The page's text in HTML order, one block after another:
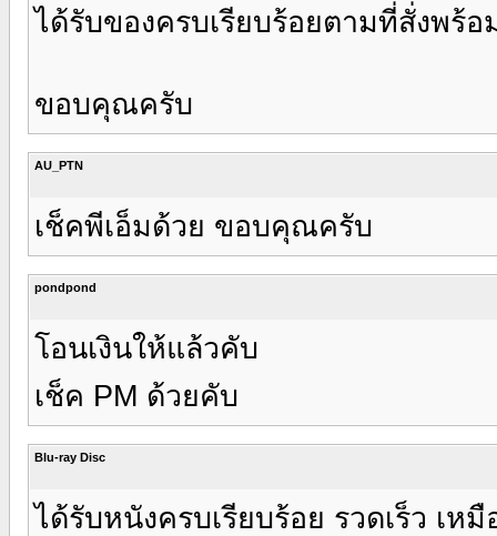
ได้รับของครบเรียบร้อยตามที่สั่งพร้
ขอบคุณครับ
AU_PTN
เช็คพีเอ็มด้วย ขอบคุณครับ
pondpond
โอนเงินให้แล้วคับ
เช็ค PM ด้วยคับ
Blu-ray Disc
ได้รับหนังครบเรียบร้อย รวดเร็ว เ